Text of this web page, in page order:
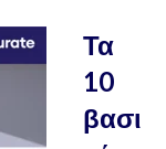
Τα
10
βασι